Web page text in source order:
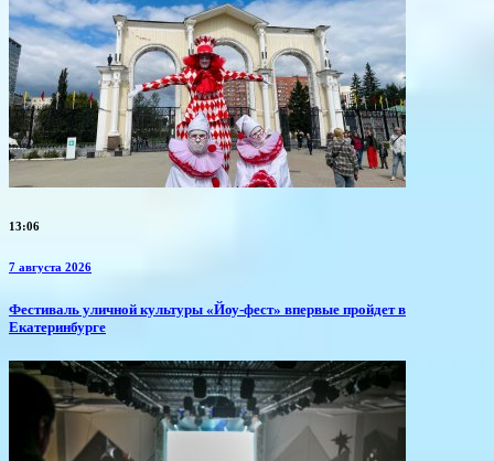
13:06
7 августа 2026
​Фестиваль уличной культуры «Йоу-фест» впервые пройдет в
Екатеринбурге